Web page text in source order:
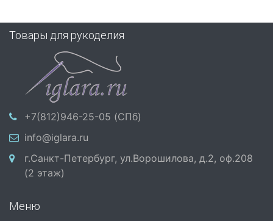
Товары для рукоделия
+7(812)946-25-05 (СПб)
info@iglara.ru
г.Санкт-Петербург, ул.Ворошилова, д.2, оф.208
(2 этаж)
Меню